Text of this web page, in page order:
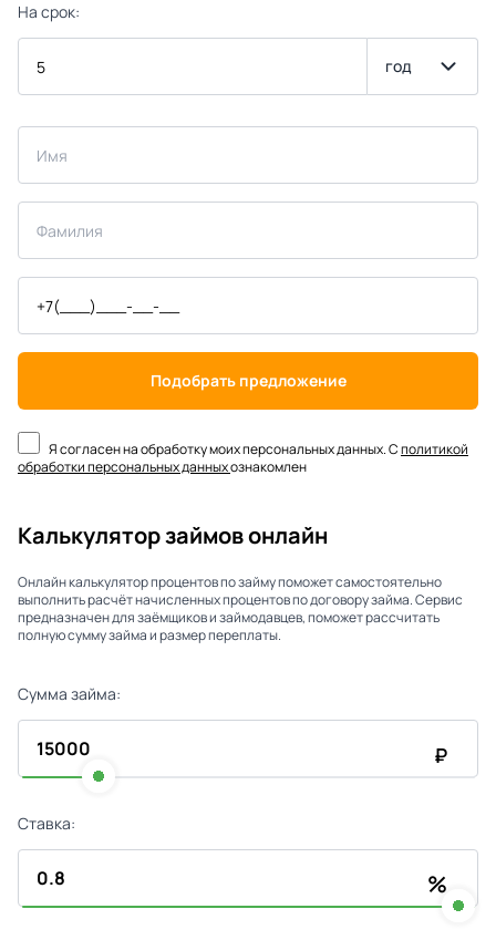
На срок:
год
Подобрать предложение
Я согласен на обработку моих персональных данных. Сполитикой
обработки персональных данныхознакомлен
Калькулятор займов онлайн
Онлайн калькулятор процентов по займу поможет самостоятельно
выполнить расчёт начисленных процентов по договору займа. Сервис
предназначен для заёмщиков и займодавцев, поможет рассчитать
полную сумму займа и размер переплаты.
Сумма займа:
₽
Ставка:
%